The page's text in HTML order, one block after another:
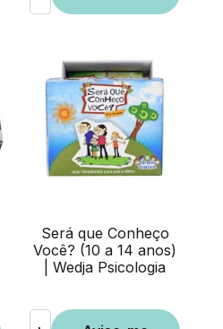
Será que Conheço
Você? (10 a 14 anos)
| Wedja Psicologia